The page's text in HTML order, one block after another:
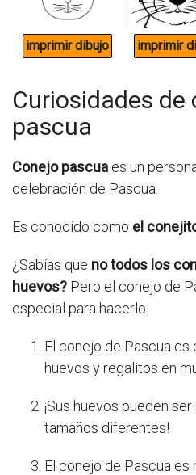
Curiosidades de
pascua
Conejo pascua es un
celebración de Pascua.
Es conocido como el
¿Sabías que no todos los
huevos? Pero el conejo de
especial para hacerlo.
El conejo de Pascua
huevos y regalitos en
¡Sus huevos pueden
tamaños diferentes!
El conejo de Pascua